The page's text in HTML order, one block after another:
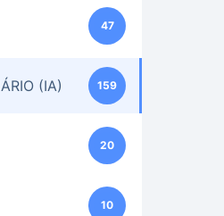
47
(IA) 159
20
10